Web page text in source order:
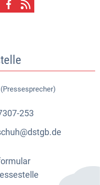
Handschuh
253